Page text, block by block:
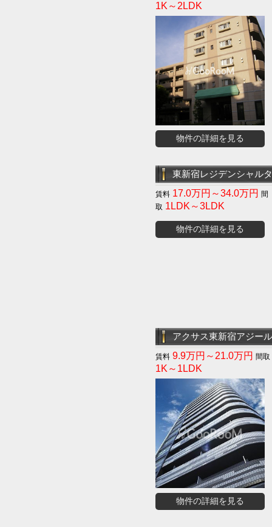
1K～2LDK
物件の詳細を見る
東新宿レジデンシャル
17.0万円～34.0万円
1LDK～3LDK
物件の詳細を見る
アクサス東新宿アジー
9.9万円～21.0万円
1K～1LDK
物件の詳細を見る